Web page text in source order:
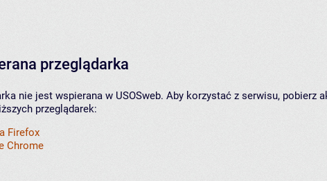
przeglądarka
nie jest wspierana w USOSweb. Aby korzystać z serwisu, pobierz
przeglądarek:
Firefox
Chrome